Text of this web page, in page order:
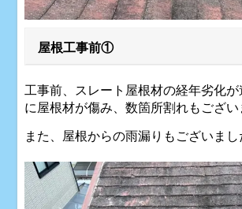
屋根工事前①
工事前、スレート屋根材の経年劣化
に屋根材が傷み、数箇所割れもござい
また、屋根からの雨漏りもございまし